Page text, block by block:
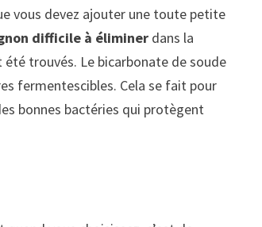
vous devez ajouter une toute petite
difficile à éliminer dans la
été trouvés. Le bicarbonate de soude
fermentescibles. Cela se fait pour
bonnes bactéries qui protègent